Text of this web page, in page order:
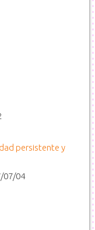
persistente y
07/04